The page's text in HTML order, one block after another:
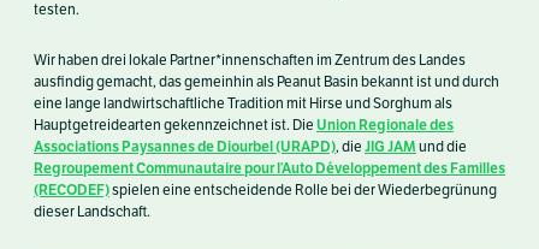
testen.
Wir haben drei lokale Partner*innenschaften im Zentrum des Landes
ausfindig gemacht, das gemeinhin als Peanut Basin bekannt ist und durch
eine lange landwirtschaftliche Tradition mit Hirse und Sorghum als
Hauptgetreidearten gekennzeichnet ist. Die Union Regionale des
Associations Paysannes de Diourbel (URAPD), die JIG JAM und die
Regroupement Communautaire pour l’Auto Développement des Familles
(RECODEF)spielen eine entscheidende Rolle bei der Wiederbegrünung
dieser Landschaft.